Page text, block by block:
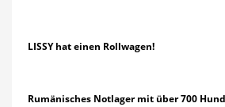
LISSY hat einen Rollwagen!
Rumänisches Notlager mit über 700